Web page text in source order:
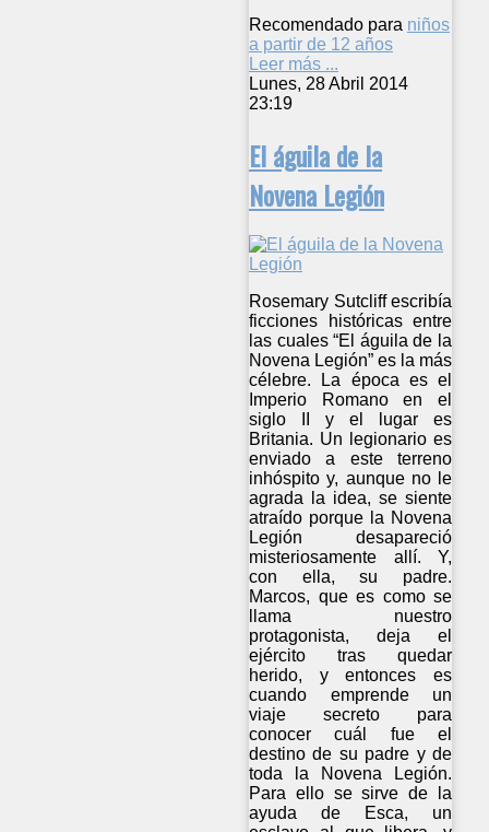
Recomendado para niños
a partir de 12 años
Leer más ...
Lunes, 28 Abril 2014
23:19
El águila de la
Novena Legión
Rosemary Sutcliff escribía
ficciones históricas entre
las cuales “El águila de la
Novena Legión” es la más
célebre. La época es el
Imperio Romano en el
siglo II y el lugar es
Britania. Un legionario es
enviado a este terreno
inhóspito y, aunque no le
agrada la idea, se siente
atraído porque la Novena
Legión desapareció
misteriosamente allí. Y,
con ella, su padre.
Marcos, que es como se
llama nuestro
protagonista, deja el
ejército tras quedar
herido, y entonces es
cuando emprende un
viaje secreto para
conocer cuál fue el
destino de su padre y de
toda la Novena Legión.
Para ello se sirve de la
ayuda de Esca, un